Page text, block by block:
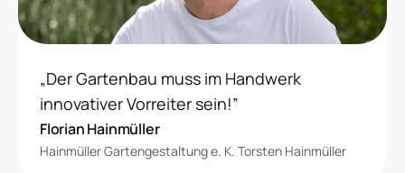
„Der Gartenbau muss im Handwerk
innovativer Vorreiter sein!”
Florian Hainmüller
Hainmüller Gartengestaltung e. K. Torsten Hainmüller